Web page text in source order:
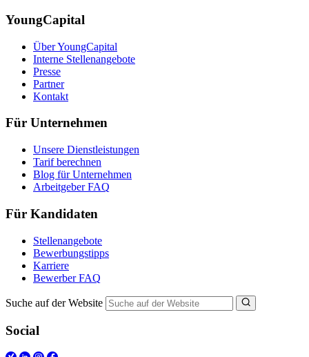
YoungCapital
Über YoungCapital
Interne Stellenangebote
Presse
Partner
Kontakt
Für Unternehmen
Unsere Dienstleistungen
Tarif berechnen
Blog für Unternehmen
Arbeitgeber FAQ
Für Kandidaten
Stellenangebote
Bewerbungstipps
Karriere
Bewerber FAQ
Suche auf der Website
Social